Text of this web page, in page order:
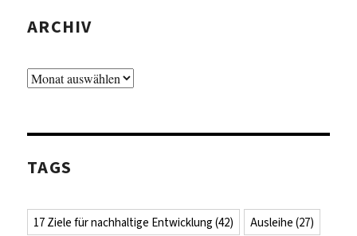
ARCHIV
Archiv
TAGS
17 Ziele für nachhaltige Entwicklung (42) Ausleihe (27)